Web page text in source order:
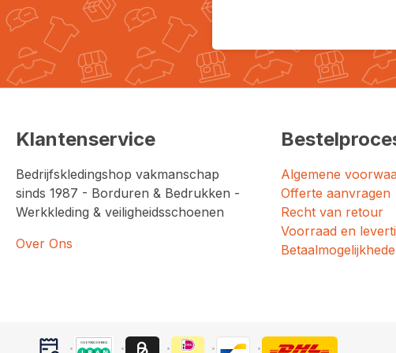
Klantenservice
Bedrijfskledingshop vakmanschap
sinds 1987 - Borduren & Bedrukken -
Werkkleding & veiligheidsschoenen
Over Ons
Algemene
Offerte aanvragen
Recht van retour
Voorraad en